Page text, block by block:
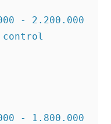
- 2.200.000
- 1.800.000